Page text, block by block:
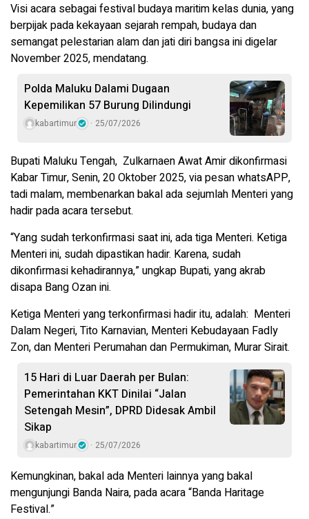
Visi acara sebagai festival budaya maritim kelas dunia, yang
berpijak pada kekayaan sejarah rempah, budaya dan
semangat pelestarian alam dan jati diri bangsa ini digelar
November 2025, mendatang.
Polda Maluku Dalami Dugaan
Kepemilikan 57 Burung Dilindungi
kabartimur 25/07/2026
Bupati Maluku Tengah, Zulkarnaen Awat Amir dikonfirmasi
Kabar Timur, Senin, 20 Oktober 2025, via pesan whatsAPP,
tadi malam, membenarkan bakal ada sejumlah Menteri yang
hadir pada acara tersebut.
“Yang sudah terkonfirmasi saat ini, ada tiga Menteri. Ketiga
Menteri ini, sudah dipastikan hadir. Karena, sudah
dikonfirmasi kehadirannya,” ungkap Bupati, yang akrab
disapa Bang Ozan ini.
Ketiga Menteri yang terkonfirmasi hadir itu, adalah: Menteri
Dalam Negeri, Tito Karnavian, Menteri Kebudayaan Fadly
Zon, dan Menteri Perumahan dan Permukiman, Murar Sirait.
15 Hari di Luar Daerah per Bulan:
Pemerintahan KKT Dinilai “Jalan
Setengah Mesin”, DPRD Didesak Ambil
Sikap
kabartimur 25/07/2026
Kemungkinan, bakal ada Menteri lainnya yang bakal
mengunjungi Banda Naira, pada acara “Banda Haritage
Festival.”